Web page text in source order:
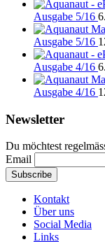
Ausgabe 5/16
Ausgabe 5/16
Ausgabe 4/16
Ausgabe 4/16
Newsletter
Du möchtest
Email
Kontakt
Über uns
Social Media
Links